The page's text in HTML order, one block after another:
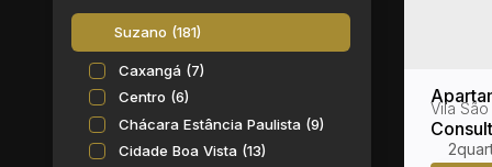
Suzano (181)
Caxangá (7)
Centro (6)
Chácara Estância Paulista (9)
Cidade Boa Vista (13)
/ SP
Vila
2